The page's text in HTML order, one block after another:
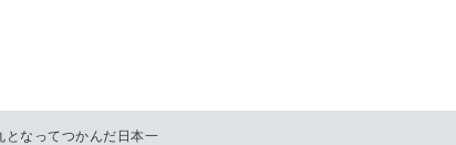
となってつかんだ日本一